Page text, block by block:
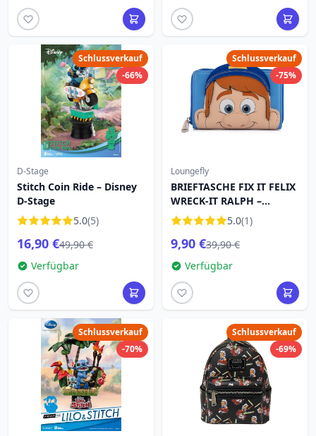
Schlussverkauf
-66%
D-Stage
Stitch Coin Ride – Disney
D-Stage
5.0(5)
16,90 €49,90 €
Verfügbar
Schlussverkauf
-75%
Loungefly
BRIEFTASCHE FIX IT FELIX
WRECK-IT RALPH –
DISNEY LOUNGEFLY
5.0(1)
9,90 €39,90 €
Verfügbar
Schlussverkauf
-70%
Schlussverkauf
-69%